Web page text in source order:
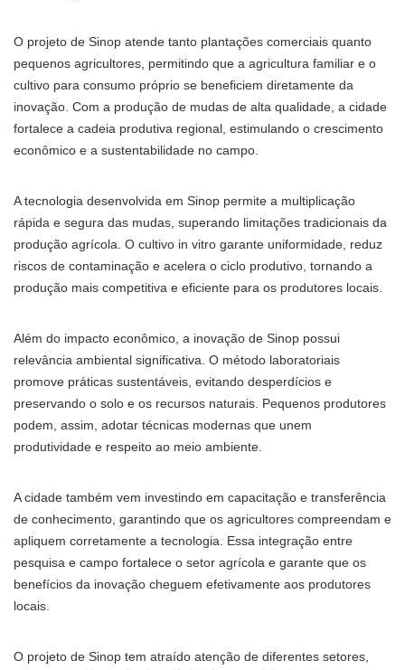
O projeto de Sinop atende tanto plantações comerciais quanto
pequenos agricultores, permitindo que a agricultura familiar e o
cultivo para consumo próprio se beneficiem diretamente da
inovação. Com a produção de mudas de alta qualidade, a cidade
fortalece a cadeia produtiva regional, estimulando o crescimento
econômico e a sustentabilidade no campo.
A tecnologia desenvolvida em Sinop permite a multiplicação
rápida e segura das mudas, superando limitações tradicionais da
produção agrícola. O cultivo in vitro garante uniformidade, reduz
riscos de contaminação e acelera o ciclo produtivo, tornando a
produção mais competitiva e eficiente para os produtores locais.
Além do impacto econômico, a inovação de Sinop possui
relevância ambiental significativa. O método laboratoriais
promove práticas sustentáveis, evitando desperdícios e
preservando o solo e os recursos naturais. Pequenos produtores
podem, assim, adotar técnicas modernas que unem
produtividade e respeito ao meio ambiente.
A cidade também vem investindo em capacitação e transferência
de conhecimento, garantindo que os agricultores compreendam e
apliquem corretamente a tecnologia. Essa integração entre
pesquisa e campo fortalece o setor agrícola e garante que os
benefícios da inovação cheguem efetivamente aos produtores
locais.
O projeto de Sinop tem atraído atenção de diferentes setores,